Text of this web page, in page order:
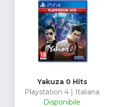
Yakuza 0 Hits
Playstation 4 | Italiana
Disponibile